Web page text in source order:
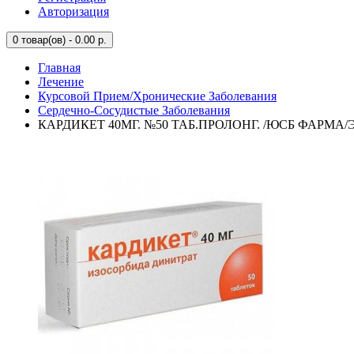
Авторизация
0 товар(ов) - 0.00 р.
Главная
Лечение
Курсовой Прием/Хронические Заболевания
Сердечно-Сосудистые Заболевания
КАРДИКЕТ 40МГ. №50 ТАБ.ПРОЛОНГ. /ЮСБ